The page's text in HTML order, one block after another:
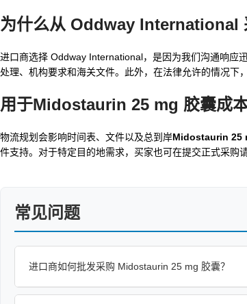
为什么从 Oddway
进口商选择 Oddway International，是因为我们沟通响应
处理、机构要求和海关文件。此外，在法律允许的情况下
用于Midostaurin 25 mg 胶囊成
物流规划会影响时间表、文件以及总到岸Midostaurin 25
件支持。对于特定目的地需求，买家也可在提交正式采购
常见问题
进口商如何批发采购 Midostaurin 25 mg 胶囊？